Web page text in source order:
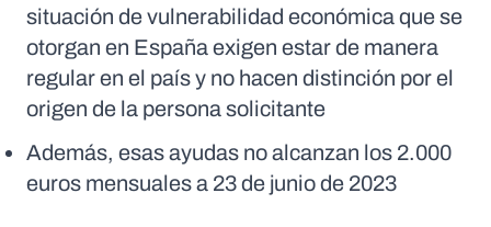
situación de vulnerabilidad económica que se
otorgan en España exigen estar de manera
regular en el país y no hacen distinción por el
origen de la persona solicitante
Además, esas ayudas no alcanzan los 2.000
euros mensuales a 23 de junio de 2023